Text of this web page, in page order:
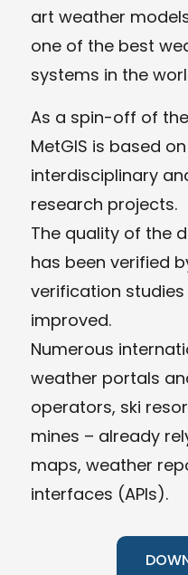
art weather
one of the best
systems in the
As a spin-off of
MetGIS is based
interdisciplinary
research projects.
The quality of the
has been verified
verification
improved.
Numerous
weather portals
operators, ski
mines – already
maps, weather
interfaces (APIs).